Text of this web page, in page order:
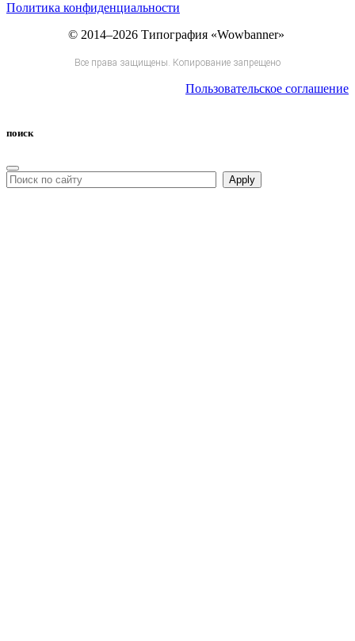
Политика конфиденциальности
© 2014–2026 Типография «Wowbanner»
Все права защищены. Копирование запрещено
Пользовательское соглашение
поиск